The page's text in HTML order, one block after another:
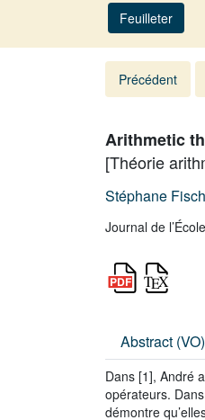
Feuilleter
Précédent
Arithmetic
[Théorie
Stéphane
Journal de
Abstract (VO)
Dans [1], André
opérateurs.
démontre